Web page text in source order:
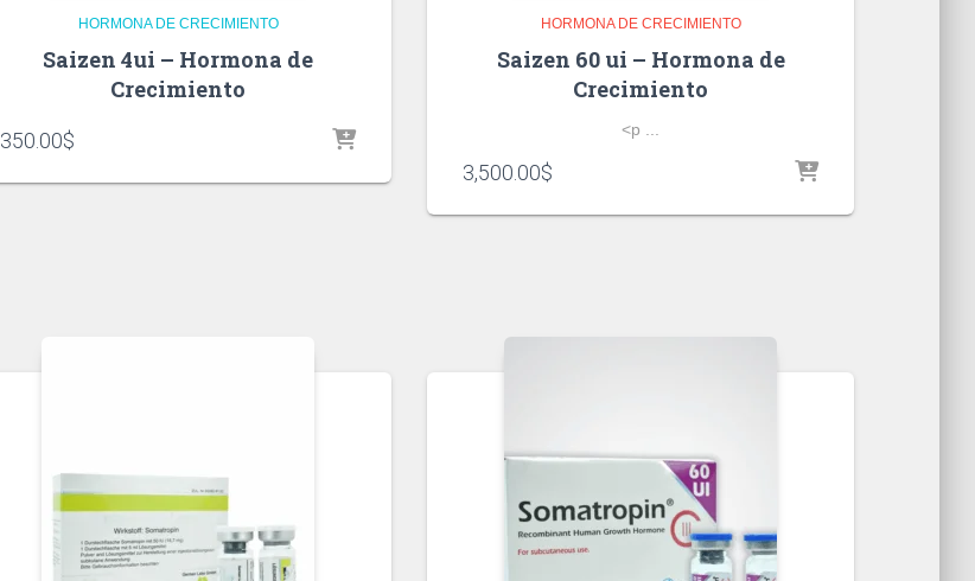
HORMONA DE CRECIMIENTO
Saizen 4ui – Hormona de
Crecimiento
350.00$
HORMONA DE CRECIMIENTO
Saizen 60 ui – Hormona de
Crecimiento
<p ...
3,500.00$